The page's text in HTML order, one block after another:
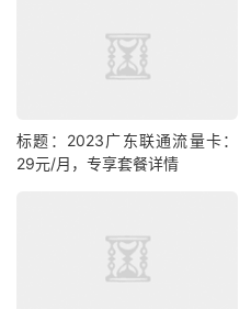
标题：2023广东联通流量卡：
29元/月，专享套餐详情